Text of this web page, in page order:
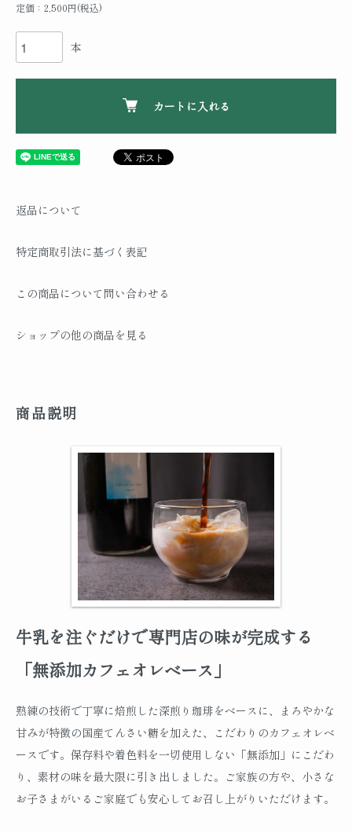
定価：2,500円(税込)
本
カートに入れる
返品について
特定商取引法に基づく表記
この商品について問い合わせる
ショップの他の商品を見る
商品説明
牛乳を注ぐだけで専門店の味が完成する
「無添加カフェオレベース」
熟練の技術で丁寧に焙煎した深煎り珈琲をベースに、まろやかな
甘みが特徴の国産てんさい糖を加えた、こだわりのカフェオレベ
ースです。保存料や着色料を一切使用しない「無添加」にこだわ
り、素材の味を最大限に引き出しました。ご家族の方や、小さな
お子さまがいるご家庭でも安心してお召し上がりいただけます。